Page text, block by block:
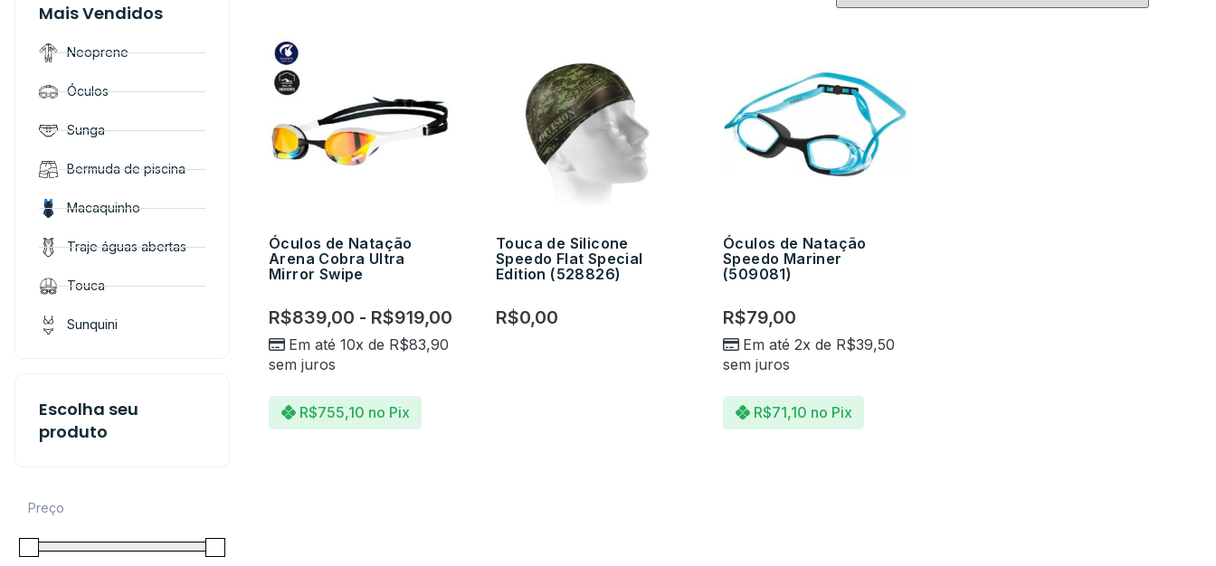
Mais Vendidos
Neoprene
Óculos
Sunga
Bermuda de piscina
Macaquinho
Traje águas abertas
Touca
Sunquini
Escolha seu
produto
Preço
Óculos de Natação
Arena Cobra Ultra
Mirror Swipe
R$839,00 - R$919,00
Em até 10x de R$83,90
sem juros
R$755,10 no Pix
Touca de Silicone
Speedo Flat Special
Edition (528826)
R$0,00
Óculos de Natação
Speedo Mariner
(509081)
R$79,00
Em até 2x de R$39,50
sem juros
R$71,10 no Pix